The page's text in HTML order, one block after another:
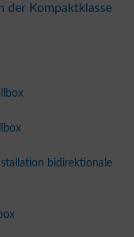
der Kompaktklasse
bidirektionale